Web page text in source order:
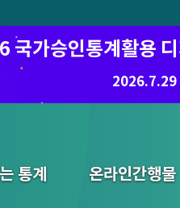
국가승인통계활용
2026.7.29
통계 온라인간행물